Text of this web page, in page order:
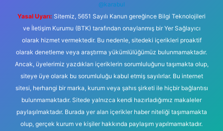
@karabul
Yasal Uyarı: Sitemiz, 5651 Sayılı Kanun gereğince Bilgi Teknolojileri
ve İletişim Kurumu (BTK) tarafından onaylanmış bir Yer Sağlayıcı
olarak hizmet vermektedir. Bu nedenle, sitedeki içerikleri proaktif
olarak denetleme veya araştırma yükümlülüğümüz bulunmamaktadır.
Ancak, üyelerimiz yazdıkları içeriklerin sorumluluğunu taşımakta olup,
siteye üye olarak bu sorumluluğu kabul etmiş sayılırlar. Bu internet
sitesi, herhangi bir marka, kurum veya şahıs şirketi ile hiçbir bağlantısı
bulunmamaktadır. Sitede yalnızca kendi hazırladığımız makaleler
paylaşılmaktadır. Burada yer alan içerikler haber niteliği taşımamakta
olup, gerçek kurum ve kişiler hakkında paylaşım yapılmamaktadır.